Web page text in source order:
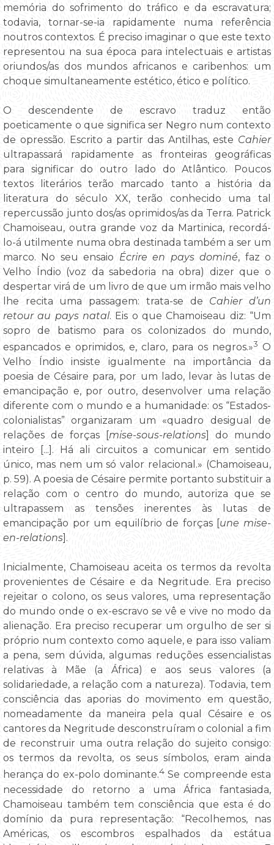
memória do sofrimento do tráfico e da escravatura;
todavia, tornar-se-ia rapidamente numa referência
noutros contextos. É preciso imaginar o que este texto
representou na sua época para intelectuais e artistas
oriundos/as dos mundos africanos e caribenhos: um
choque simultaneamente estético, ético e político.
O descendente de escravo traduz então
poeticamente o que significa ser Negro num contexto
de opressão. Escrito a partir das Antilhas, este Cahier
ultrapassará rapidamente as fronteiras geográficas
para significar do outro lado do Atlântico. Poucos
textos literários terão marcado tanto a história da
literatura do século XX, terão conhecido uma tal
repercussão junto dos/as oprimidos/as da Terra. Patrick
Chamoiseau, outra grande voz da Martinica, recordá-
lo-á utilmente numa obra destinada também a ser um
marco. No seu ensaio Écrire en pays dominé, faz o
Velho Índio (voz da sabedoria na obra) dizer que o
despertar virá de um livro de que um irmão mais velho
lhe recita uma passagem: trata-se de Cahier d’un
retour au pays natal. Eis o que Chamoiseau diz: “Um
sopro de batismo para os colonizados do mundo,
espancados e oprimidos, e, claro, para os negros.»3 O
Velho Índio insiste igualmente na importância da
poesia de Césaire para, por um lado, levar às lutas de
emancipação e, por outro, desenvolver uma relação
diferente com o mundo e a humanidade: os “Estados-
colonialistas” organizaram um «quadro desigual de
relações de forças [ mise-sous-relations ] do mundo
inteiro [...]. Há ali circuitos a comunicar em sentido
único, mas nem um só valor relacional.» (Chamoiseau,
p. 59). A poesia de Césaire permite portanto substituir a
relação com o centro do mundo, autoriza que se
ultrapassem as tensões inerentes às lutas de
emancipação por um equilíbrio de forças [ une mise-
en-relations ].
Inicialmente, Chamoiseau aceita os termos da revolta
provenientes de Césaire e da Negritude. Era preciso
rejeitar o colono, os seus valores, uma representação
do mundo onde o ex-escravo se vê e vive no modo da
alienação. Era preciso recuperar um orgulho de ser si
próprio num contexto como aquele, e para isso valiam
a pena, sem dúvida, algumas reduções essencialistas
relativas à Mãe (a África) e aos seus valores (a
solidariedade, a relação com a natureza). Todavia, tem
consciência das aporias do movimento em questão,
nomeadamente da maneira pela qual Césaire e os
cantores da Negritude desconstruíram o colonial a fim
de reconstruir uma outra relação do sujeito consigo:
os termos da revolta, os seus símbolos, eram ainda
herança do ex-polo dominante.4 Se compreende esta
necessidade do retorno a uma África fantasiada,
Chamoiseau também tem consciência que esta é do
domínio da pura representação: “Recolhemos, nas
Américas, os escombros espalhados da estátua